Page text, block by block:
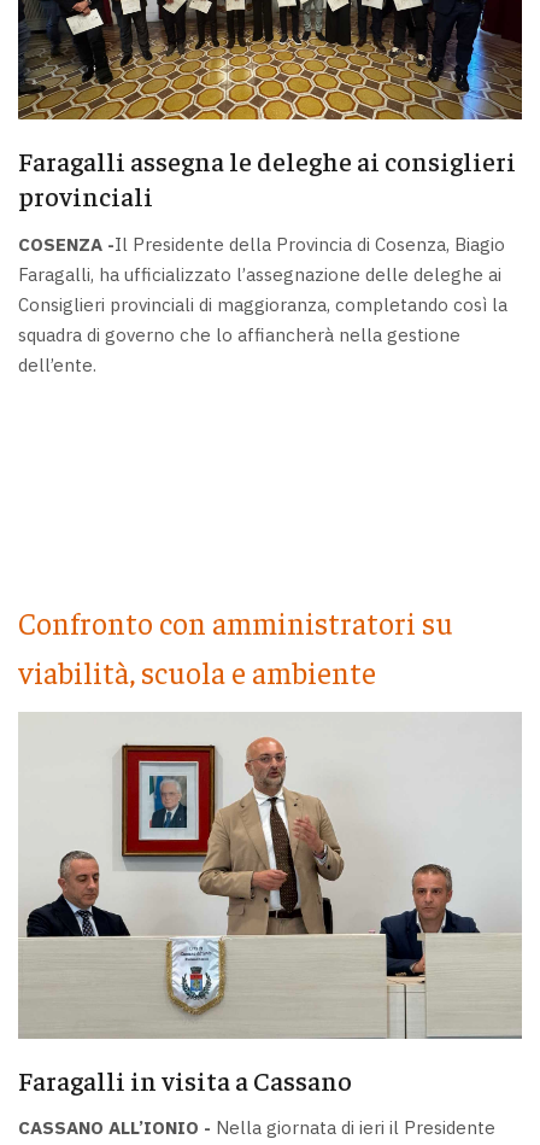
Faragalli assegna le deleghe ai consiglieri
provinciali
COSENZA -Il Presidente della Provincia di Cosenza, Biagio
Faragalli, ha ufficializzato l’assegnazione delle deleghe ai
Consiglieri provinciali di maggioranza, completando così la
squadra di governo che lo affiancherà nella gestione
dell’ente.
Confronto con amministratori su
viabilità, scuola e ambiente
Faragalli in visita a Cassano
CASSANO ALL’IONIO - Nella giornata di ieri il Presidente